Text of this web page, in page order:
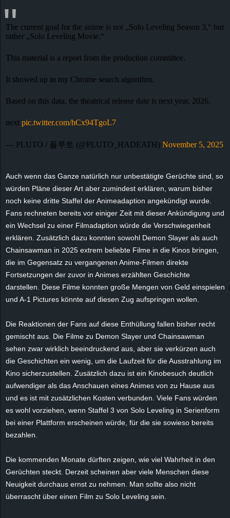
The current goal for the anime is not „Solo Leveling Season 3,“ but
rather „Solo Leveling Movie.“
This material is a report from the production committee.
It showed up in my Chrome search algorithm.
Based on this data, the theatrical release date is next year, 2026.
next pic.twitter.com/hCx94TgoL7
— PLUTO / 플루토 (@PLUTO_HADEATH) November 5, 2025
Auch wenn das Ganze natürlich nur unbestätigte Gerüchte sind, so
würden Pläne dieser Art aber zumindest erklären, warum bisher
noch keine dritte Staffel derAnimeadaption angekündigt wurde.
Fans rechneten bereits vor einiger Zeit mit dieser Ankündigung und
ein Wechsel zu einer Filmadaption würde die Verschwiegenheit
erklären. Zusätzlich dazu konnten sowohl Demon Slayer als auch
Chainsawman in 2025 extrem beliebte Filme in die Kinos bringen,
die im Gegensatz zu vergangenen Anime-Filmen direkte
Fortsetzungen der zuvor in Animes erzählten Geschichte
darstellen. Diese Filme konnten große Mengen von Geld einspielen
und A-1 Pictures könnte auf diesen Zug aufspringen wollen.
Die Reaktionen der Fans auf diese Enthüllung fallen bisher recht
gemischt aus. Die Filme zu Demon Slayer und Chainsawman
sehen zwar wirklich beeindruckend aus, aber sie verkürzen auch
die Geschichten ein wenig, um die Laufzeit für die Ausstrahlung im
Kino sicherzustellen. Zusätzlich dazu ist ein Kinobesuch deutlich
aufwendiger als das Anschauen eines Animes von zu Hause aus
und es ist mit zusätzlichen Kosten verbunden. Viele Fans würden
es wohl vorziehen, wenn Staffel 3 von Solo Leveling in Serienform
bei einer Plattform erscheinen würde, für die sie sowieso bereits
bezahlen.
Die kommenden Monate dürften zeigen, wie viel Wahrheit in den
Gerüchten steckt. Derzeit scheinen aber viele Menschen diese
Neuigkeit durchaus ernst zu nehmen. Man sollte also nicht
überrascht über einen Film zu Solo Leveling sein.